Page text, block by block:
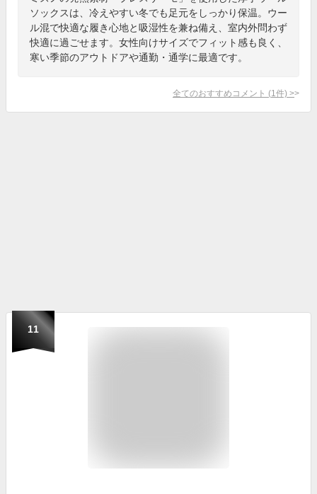
ソックスは、冷えやすい冬でも足元をしっかり保温。ウー
ル混で快適な履き心地と吸湿性を兼ね備え、室内外問わず
快適に過ごせます。女性向けサイズでフィット感も良く、
寒い季節のアウトドアや通勤・通学に最適です。
全てのおすすめコメント (1 件) >
11